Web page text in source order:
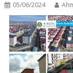
05/06/2024